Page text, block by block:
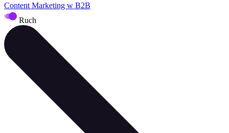
Content Marketing w B2B
Ruch